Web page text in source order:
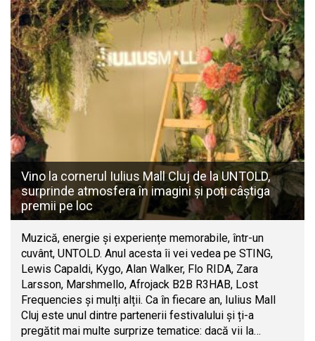
Vino la cornerul Iulius Mall Cluj de la UNTOLD,
surprinde atmosfera în imagini și poți câștiga
premii pe loc
Muzică, energie și experiențe memorabile, într-un
cuvânt, UNTOLD. Anul acesta îi vei vedea pe STING,
Lewis Capaldi, Kygo, Alan Walker, Flo RIDA, Zara
Larsson, Marshmello, Afrojack B2B R3HAB, Lost
Frequencies și mulți alții. Ca în fiecare an, Iulius Mall
Cluj este unul dintre partenerii festivalului și ți-a
pregătit mai multe surprize tematice: dacă vii la…